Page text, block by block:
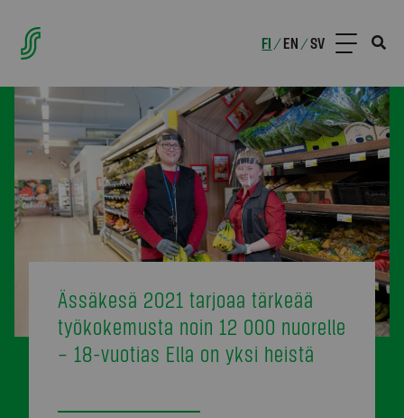
FI /EN /SV
Ässäkesä 2021 tarjoaa tärkeää
työkokemusta noin 12 000 nuorelle
– 18-vuotias Ella on yksi heistä